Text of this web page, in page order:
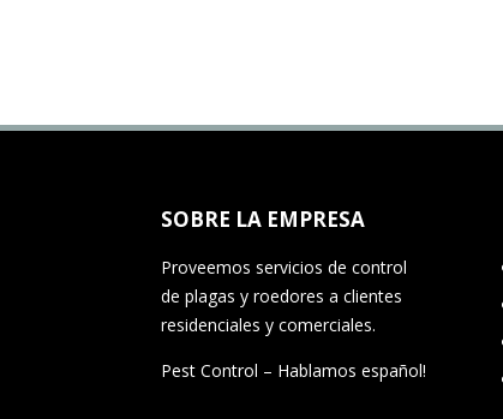
SOBRE LA EMPRESA
Proveemos servicios de control
de plagas y roedores a clientes
residenciales y comerciales.
Pest Control – Hablamos español!